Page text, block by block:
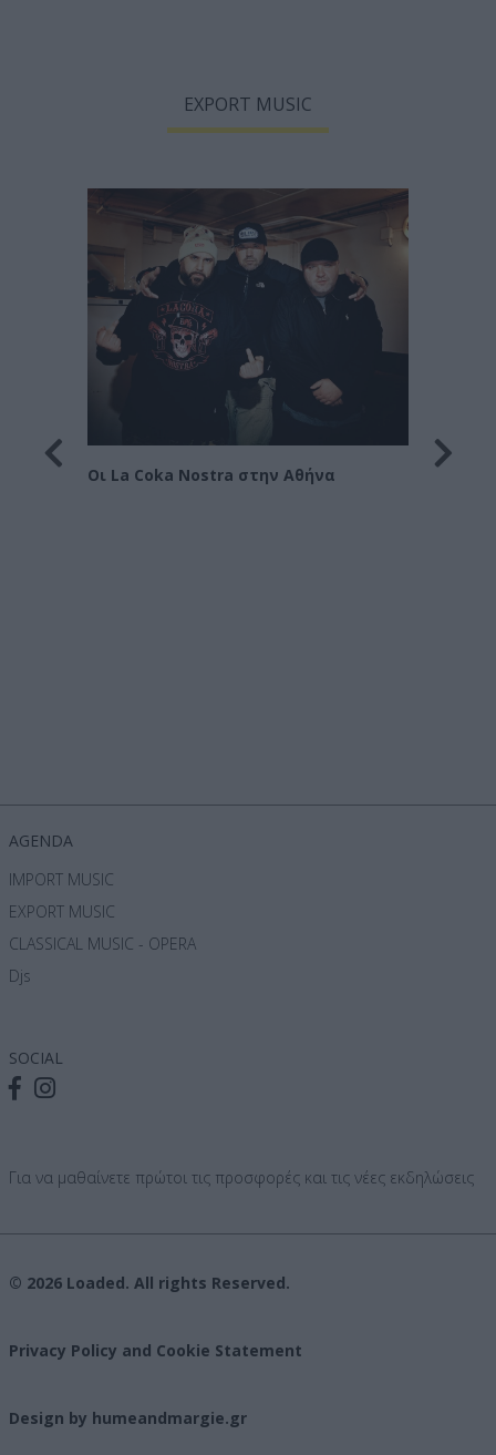
EXPORT MUSIC
AGENDA
IMPORT MUSIC
EXPORT MUSIC
CLASSICAL MUSIC - OPERA
Djs
SOCIAL
Για να μαθαίνετε πρώτοι τις προσφορές και τις νέες εκδηλώσεις
© 2026 Loaded. All rights Reserved.
Privacy Policy and Cookie Statement
Design by humeandmargie.gr